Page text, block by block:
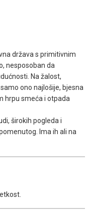
država s primitivnim
nesposoban da
Na žalost,
ono najlošije, bjesna
hrpu smeća i otpada
širokih pogleda i
Ima ih ali na